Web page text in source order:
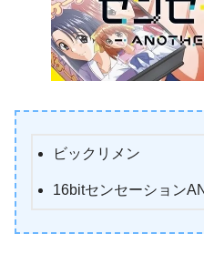
ビックリメン
16bitセンセーション